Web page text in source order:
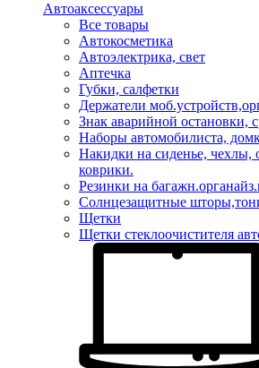
Автоаксессуары
Все товары
Автокосметика
Автоэлектрика, свет
Аптечка
Губки, салфетки
Держатели
Знак аварийной остановки,
Наборы автомобилиста,
Накидки на сиденье, чехлы,
коврики.
Резинки на
Солнцезащитные
Щетки
Щетки стеклоочистителя